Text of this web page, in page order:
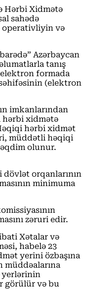
Hərbi Xidmətə
sahədə
operativliyin və
Azərbaycan
tanış
elektron formada
(elektron
imkanlarından
hərbi xidmətə
hərbi xidmət
müddətli həqiqi
olunur.
dövlət orqanlarının
minimuma
zəruri edir.
Xətalar və
habelə 23
yerini özbaşına
müddəalarına
yerlərinin
görülür və bu